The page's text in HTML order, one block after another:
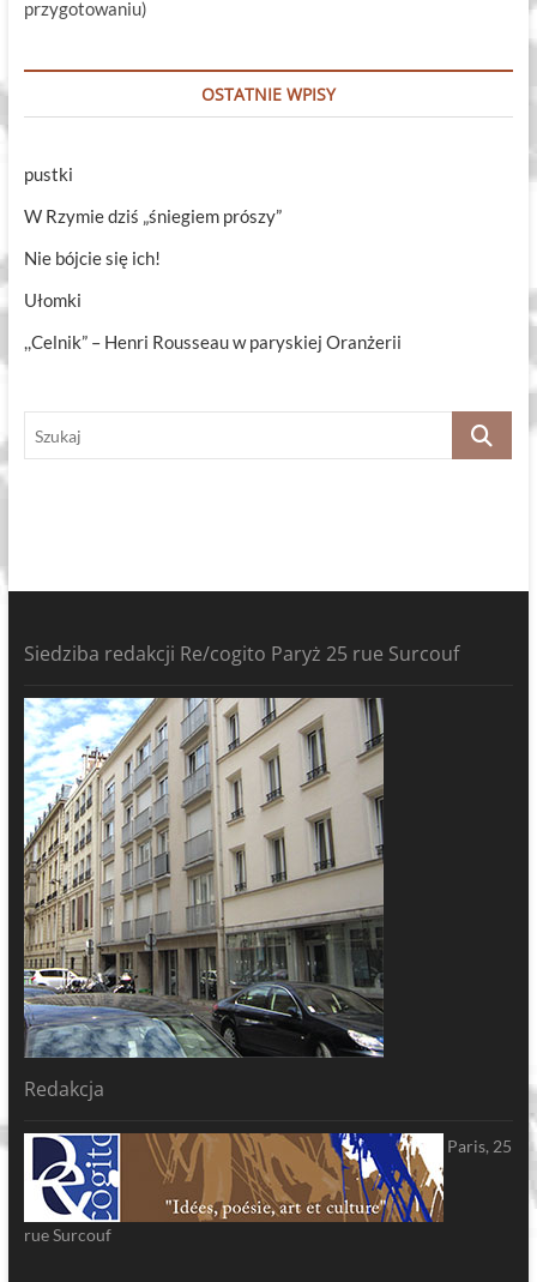
przygotowaniu)
OSTATNIE WPISY
pustki
W Rzymie dziś „śniegiem prószy”
Nie bójcie się ich!
Ułomki
,,Celnik” – Henri Rousseau w paryskiej Oranżerii
Szukaj
Siedziba redakcji Re/cogito Paryż 25 rue Surcouf
Redakcja
Paris, 25
rue Surcouf